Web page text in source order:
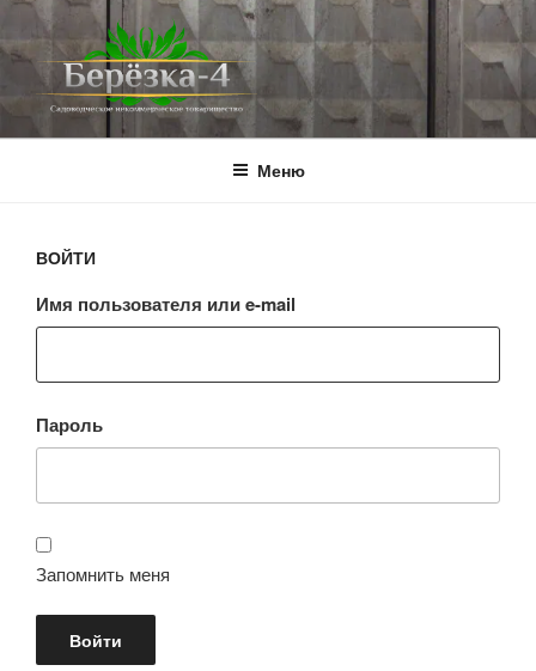
Перейти
к
содержимому
BEREZKA4.RU
СНТ Берёзка-4
Меню
ВОЙТИ
Имя пользователя или e-mail
Пароль
Запомнить меня